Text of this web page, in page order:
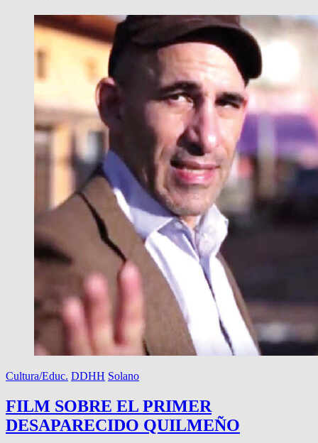
Cultura/Educ. DDHH Solano
FILM SOBRE EL PRIMER
DESAPARECIDO QUILMEÑO